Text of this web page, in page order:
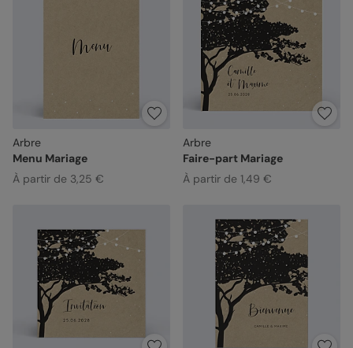
Arbre
Menu Mariage
À partir de 3,25 €
Arbre
Faire-part Mariage
À partir de 1,49 €